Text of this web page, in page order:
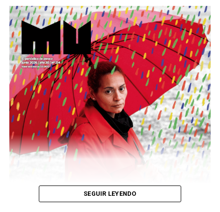
Este número 215 de MU ☝️viene con doble tapa, que
podría ser una frase:
Sin chamuyo, a remarla.
Descargar la Mu en PDF
SEGUIR LEYENDO